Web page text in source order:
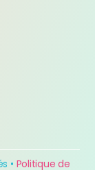
• Politique de